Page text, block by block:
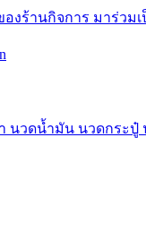
องร้านกิจการ มาร่วม
า นวดน้ำมัน นวดกร